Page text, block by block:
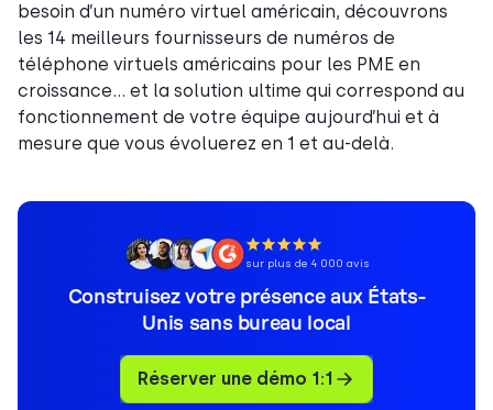
besoin d’un numéro virtuel américain, découvrons
les 14 meilleurs fournisseurs de numéros de
téléphone virtuels américains pour les PME en
croissance… et la solution ultime qui correspond au
fonctionnement de votre équipe aujourd’hui et à
mesure que vous évoluerez en 1 et au-delà.
sur plus de 4 000 avis
Construisez votre présence aux États-
Unis sans bureau local
Réserver une démo 1:1